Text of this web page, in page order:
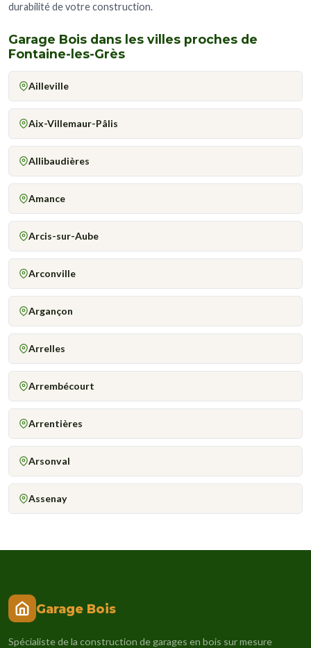
durabilité de votre construction.
Garage Bois dans les villes proches de
Fontaine-les-Grès
Ailleville
Aix-Villemaur-Pâlis
Allibaudières
Amance
Arcis-sur-Aube
Arconville
Argançon
Arrelles
Arrembécourt
Arrentières
Arsonval
Assenay
Garage Bois
Spécialiste de la construction de garages en bois sur mesure